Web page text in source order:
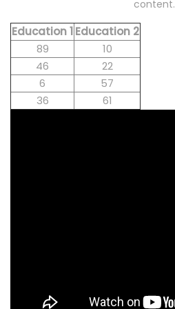
content.
Education 1Education 2
89
10
46
22
6
57
36
61